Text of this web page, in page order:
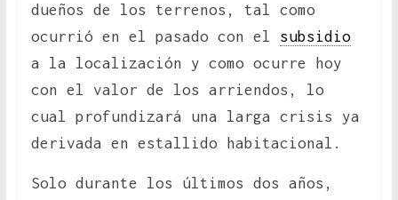
dueños de los terrenos, tal como
ocurrió en el pasado con el subsidio
a la localización y como ocurre hoy
con el valor de los arriendos, lo
cual profundizará una larga crisis ya
derivada en estallido habitacional.
Solo durante los últimos dos años,